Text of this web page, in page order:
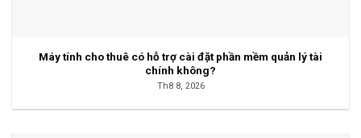
Máy tính cho thuê có hỗ trợ cài đặt phần mềm quản lý tài
chính không?
Th8 8, 2026